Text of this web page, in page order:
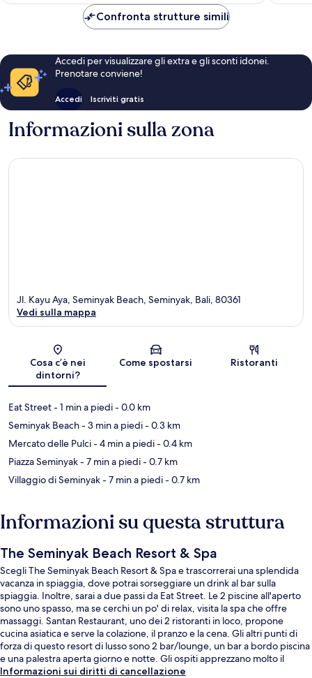
202 €
Confronta strutture simili
Accedi per visualizzare gli extra e gli sconti idonei.
Prenotare conviene!
Accedi Iscriviti gratis
Informazioni sulla zona
Mappa
Jl. Kayu Aya, Seminyak Beach, Seminyak, Bali, 80361
Vedi sulla mappa
Cosa c’è nei
dintorni?
Come spostarsi Ristoranti
Eat Street- 1 min a piedi- 0.0 km
Seminyak Beach- 3 min a piedi- 0.3 km
Mercato delle Pulci- 4 min a piedi- 0.4 km
Piazza Seminyak- 7 min a piedi- 0.7 km
Villaggio di Seminyak- 7 min a piedi- 0.7 km
Informazioni su questa struttura
The Seminyak Beach Resort & Spa
Scegli The Seminyak Beach Resort & Spa e trascorrerai una splendida
vacanza in spiaggia, dove potrai sorseggiare un drink al bar sulla
spiaggia. Inoltre, sarai a due passi da Eat Street. Le 2 piscine all'aperto
sono uno spasso, ma se cerchi un po' di relax, visita la spa che offre
massaggi. Santan Restaurant, uno dei 2 ristoranti in loco, propone
cucina asiatica e serve la colazione, il pranzo e la cena. Gli altri punti di
forza di questo resort di lusso sono 2 bar/lounge, un bar a bordo piscina
e una palestra aperta giorno e notte. Gli ospiti apprezzano molto il
personale gentile e la spiaggia del posto.
Informazioni sui diritti di cancellazione